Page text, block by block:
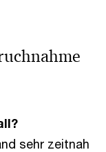
sehr zeitnah